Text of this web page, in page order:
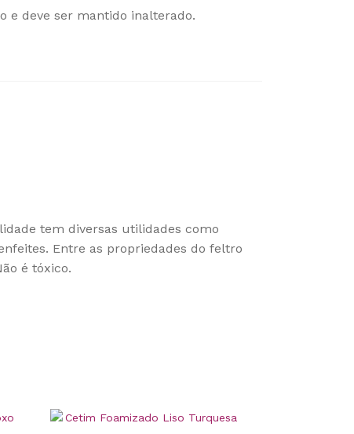
e deve ser mantido inalterado.
tem diversas utilidades como
Entre as propriedades do feltro
é tóxico.